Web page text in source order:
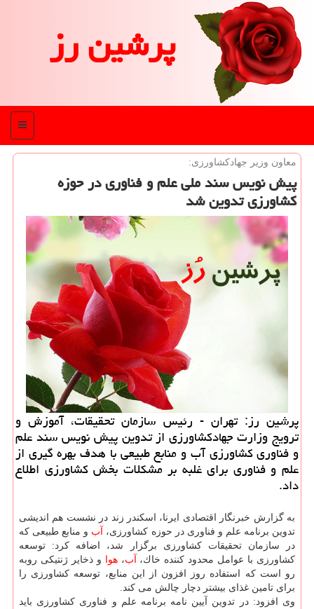
پرشین رز
منو
معاون وزیر جهادكشاورزی:
پیش نویس سند ملی علم و فناوری در حوزه
كشاورزی تدوین شد
پرشین رز: تهران - رئیس سازمان تحقیقات، آموزش و
ترویج وزارت جهادكشاورزی از تدوین پیش نویس سند علم
و فناوری كشاورزی آب و منابع طبیعی با هدف بهره گیری از
علم و فناوری برای غلبه بر مشكلات بخش كشاورزی اطلاع
داد.
به گزارش خبرنگار اقتصادی ایرنا، اسكندر زند در نشست هم اندیشی
تدوین برنامه علم و فناوری در حوزه كشاورزی، آب و منابع طبیعی كه
در سازمان تحقیقات كشاورزی برگزار شد، اضافه كرد: توسعه
كشاورزی با عوامل محدود كننده خاك، آب،هوا و ذخایر ژنتیكی روبه
رو است كه استفاده روز افزون از این منابع، توسعه كشاورزی را
برای تامین غذای بیشتر دچار چالش می كند.
وی افزود: در تدوین آیین نامه برنامه علم و فناوری كشاورزی باید